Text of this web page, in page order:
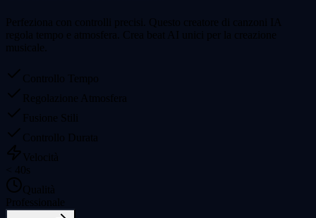
Perfeziona con controlli precisi. Questo creatore di canzoni IA
regola tempo e atmosfera. Crea beat AI unici per la creazione
musicale.
Controllo Tempo
Regolazione Atmosfera
Fusione Stili
Controllo Durata
Velocità
< 40s
Qualità
Professionale